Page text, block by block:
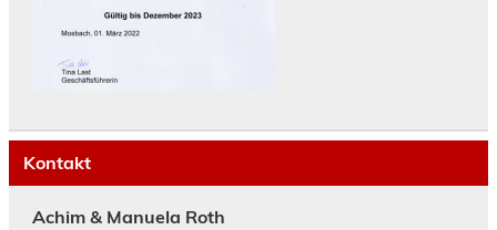
Kontakt
Achim & Manuela Roth